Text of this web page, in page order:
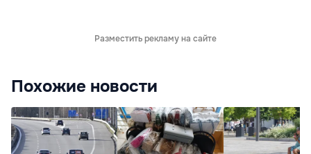
Разместить рекламу на сайте
Похожие новости